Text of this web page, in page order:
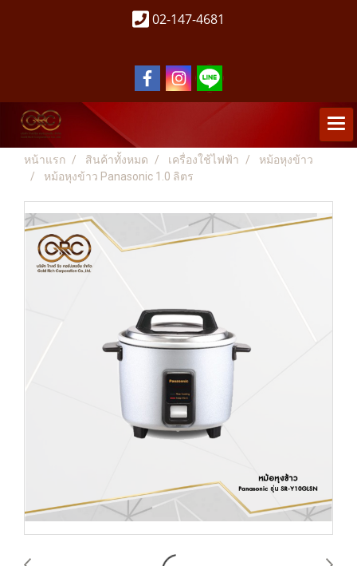
02-147-4681
หน้าแรก สินค้าทั้งหมด เครื่องใช้ไฟฟ้า
หม้อหุงข้าว
หม้อหุงข้าว Panasonic 1.0 ลิตร